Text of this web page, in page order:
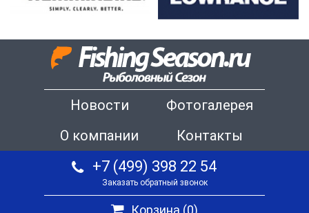
Новости
Фотогалерея
О компании
Контакты
+7 (499) 398 22 54
Заказать обратный звонок
Корзина (0)